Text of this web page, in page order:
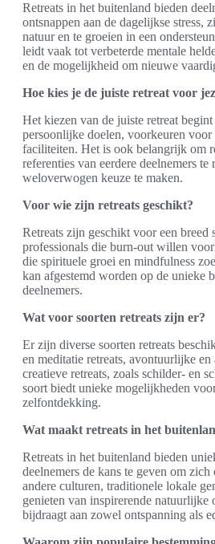
Retreats in het buitenland bieden
ontsnappen aan de dagelijkse stress,
natuur en te groeien in een
leidt vaak tot verbeterde mentale
en de mogelijkheid om nieuwe
Hoe kies je de juiste retreat voor
Het kiezen van de juiste retreat
persoonlijke doelen, voorkeuren voor
faciliteiten. Het is ook belangrijk om
referenties van eerdere deelnemers te
weloverwogen keuze te maken.
Voor wie zijn retreats geschikt?
Retreats zijn geschikt voor een breed
professionals die burn-out willen
die spirituele groei en mindfulness
kan afgestemd worden op de unieke
deelnemers.
Wat voor soorten retreats zijn er?
Er zijn diverse soorten retreats
en meditatie retreats, avontuurlijke en
creatieve retreats, zoals schilder- en
soort biedt unieke mogelijkheden
zelfontdekking.
Wat maakt retreats in het
Retreats in het buitenland bieden
deelnemers de kans te geven om
andere culturen, traditionele lokale
genieten van inspirerende natuurlijke
bijdraagt aan zowel ontspanning als